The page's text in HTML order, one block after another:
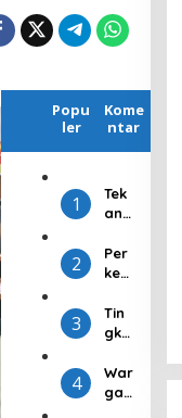
Popu
ler
Kome
ntar
1
Tek
an
asi
Jel
Idul
Fitri
Kej
ari
2
Per
ken
an
Apli
Bar
u,
3
Tin
gka
n
Par
4
War
ga